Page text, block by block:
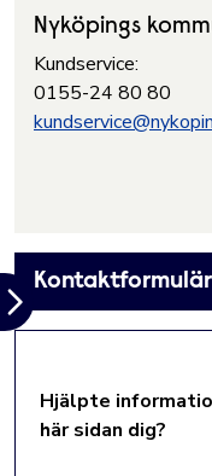
Nyköpings
Kundservice:
0155-24 80 80
Kontaktformulär
Hjälpte
här sidan dig?